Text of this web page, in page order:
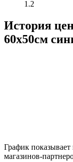
1.2
История
60x50см
График
магазинов-